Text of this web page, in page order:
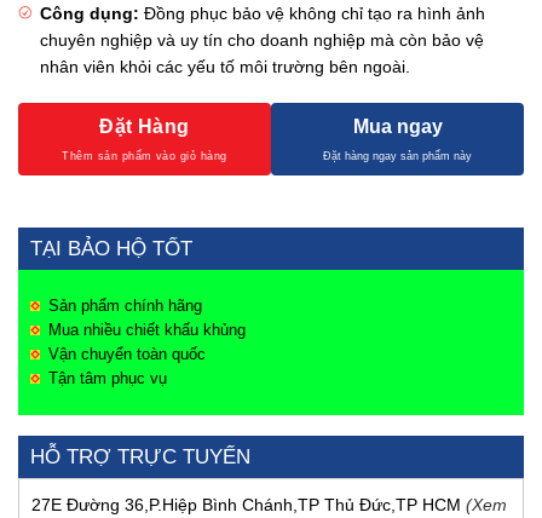
Công dụng: Đồng phục bảo vệ không chỉ tạo ra hình ảnh
chuyên nghiệp và uy tín cho doanh nghiệp mà còn bảo vệ
nhân viên khỏi các yếu tố môi trường bên ngoài.
Đặt Hàng Mua ngay
TẠI BẢO HỘ TỐT
Sản phẩm chính hãng
Mua nhiều chiết khấu khủng
Vận chuyển toàn quốc
Tận tâm phục vụ
HỖ TRỢ TRỰC TUYẾN
27E Đường 36,P.Hiệp Bình Chánh,TP Thủ Đức,TP HCM (Xem